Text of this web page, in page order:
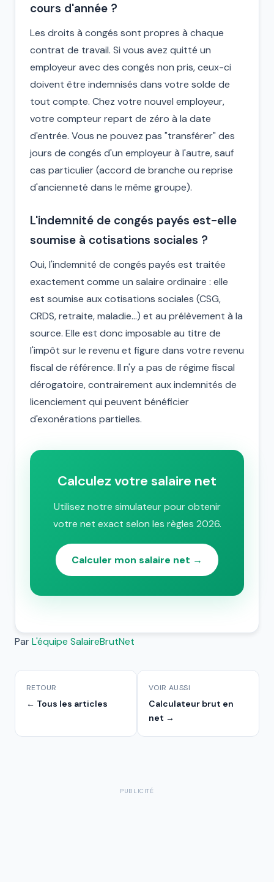
cours d'année ?
Les droits à congés sont propres à chaque
contrat de travail. Si vous avez quitté un
employeur avec des congés non pris, ceux-ci
doivent être indemnisés dans votre solde de
tout compte. Chez votre nouvel employeur,
votre compteur repart de zéro à la date
d'entrée. Vous ne pouvez pas "transférer" des
jours de congés d'un employeur à l'autre, sauf
cas particulier (accord de branche ou reprise
d'ancienneté dans le même groupe).
L'indemnité de congés payés est-elle
soumise à cotisations sociales ?
Oui, l'indemnité de congés payés est traitée
exactement comme un salaire ordinaire : elle
est soumise aux cotisations sociales (CSG,
CRDS, retraite, maladie…) et au prélèvement à la
source. Elle est donc imposable au titre de
l'impôt sur le revenu et figure dans votre revenu
fiscal de référence. Il n'y a pas de régime fiscal
dérogatoire, contrairement aux indemnités de
licenciement qui peuvent bénéficier
d'exonérations partielles.
Calculez votre salaire net
Utilisez notre simulateur pour obtenir
votre net exact selon les règles 2026.
Calculer mon salaire net →
ParL'équipe SalaireBrutNet
RETOUR
← Tous les articles
VOIR AUSSI
Calculateur brut en
net →
PUBLICITÉ